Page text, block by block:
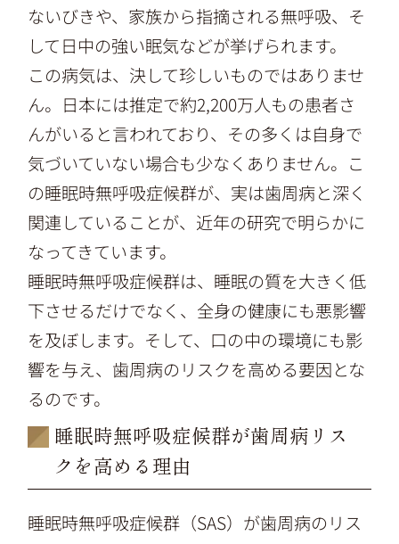
ないびきや、家族から指摘される無呼吸、そ
して日中の強い眠気などが挙げられます。
この病気は、決して珍しいものではありませ
ん。日本には推定で約2,200万人もの患者さ
んがいると言われており、その多くは自身で
気づいていない場合も少なくありません。こ
の睡眠時無呼吸症候群が、実は歯周病と深く
関連していることが、近年の研究で明らかに
なってきています。
睡眠時無呼吸症候群は、睡眠の質を大きく低
下させるだけでなく、全身の健康にも悪影響
を及ぼします。そして、口の中の環境にも影
響を与え、歯周病のリスクを高める要因とな
るのです。
睡眠時無呼吸症候群が歯周病リス
クを高める理由
睡眠時無呼吸症候群（SAS）が歯周病のリス